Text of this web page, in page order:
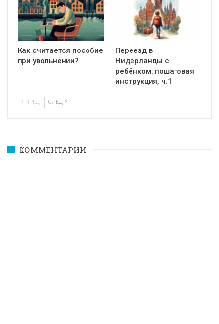
Как считается пособие
при увольнении?
Переезд в
Нидерланды с
ребёнком: пошаговая
инструкция, ч.1
ПРЕД СЛЕД
КОММЕНТАРИИ